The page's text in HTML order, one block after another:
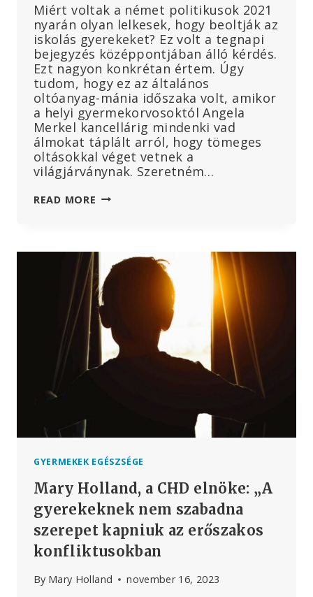
Miért voltak a német politikusok 2021
nyarán olyan lelkesek, hogy beoltják az
iskolás gyerekeket? Ez volt a tegnapi
bejegyzés középpontjában álló kérdés.
Ezt nagyon konkrétan értem. Úgy
tudom, hogy ez az általános
oltóanyag-mánia időszaka volt, amikor
a helyi gyermekorvosoktól Angela
Merkel kancellárig mindenki vad
álmokat táplált arról, hogy tömeges
oltásokkal véget vetnek a
világjárványnak. Szeretném…
READ MORE A
IRÁNYULÓ
BIZARR
KAMPÁNY
A
SZABÁLYOZÓ
HATÓSÁGOK
AJÁNLÁSA
ELLENÉRE
GYERMEKEK EGÉSZSÉGE
Mary Holland, a CHD elnöke: „A
gyerekeknek nem szabadna
szerepet kapniuk az erőszakos
konfliktusokban
By Mary Holland november 16, 2023